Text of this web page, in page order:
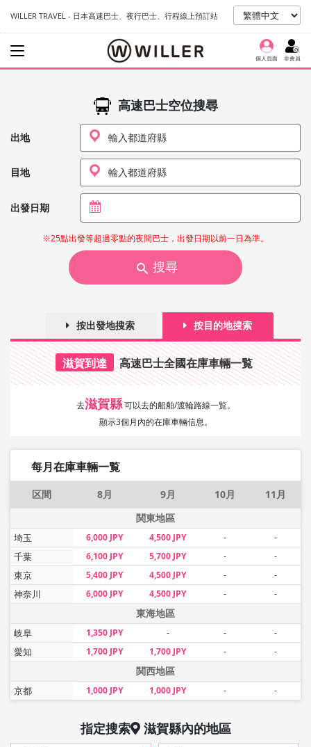
WILLER TRAVEL - 日本高速巴士、夜行巴士、行程線上預訂站
個人頁面 非會員
高速巴士空位搜尋
出地
目地
出發日期
※25點出發等超過零點的夜間巴士，出發日期以前一日為準。
搜尋
按出發地搜索 按目的地搜索
滋賀到達 高速巴士全國在庫車輛一覧
去滋賀縣 可以去的船舶/渡輪路線一覧。
顯示3個月內的在庫車輛信息。
每月在庫車輛一覧
区間 8月 9月 10月
11月
関東地區
埼玉 6,000 JPY 4,500 JPY - -
千葉 6,100 JPY 5,700 JPY - -
東京 5,400 JPY 4,500 JPY - -
神奈川 6,000 JPY 4,500 JPY - -
東海地區
岐阜 1,350 JPY - - -
愛知 1,700 JPY 1,700 JPY - -
関西地區
京都 1,000 JPY 1,000 JPY - -
指定搜索 滋賀縣內的地區